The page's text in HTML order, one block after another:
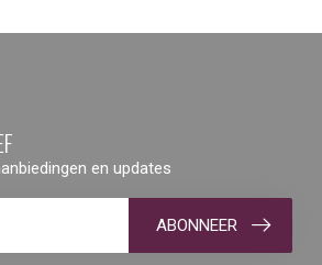
en updates
ABONNEER